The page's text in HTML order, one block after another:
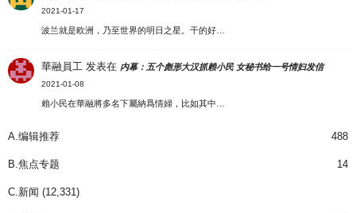
2021-01-17
波兰就是欧洲，乃至世界的明日之星。干的好…
華融員工 发表在 内幕：五个彪形大汉抓赖小民 女秘书给一号情妇发信
2021-01-08
賴小民在華融將多名下屬納爲情婦，比如其中…
A.编辑推荐 488
B.焦点专题 14
C.新闻 (12,331)